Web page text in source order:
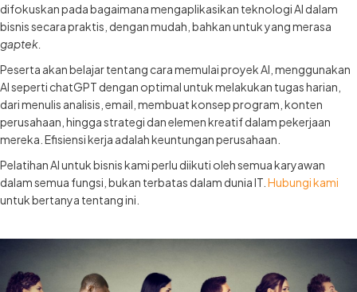
difokuskan pada bagaimana mengaplikasikan teknologi AI dalam
bisnis secara praktis, dengan mudah, bahkan untuk yang merasa
gaptek.
Peserta akan belajar tentang cara memulai proyek AI, menggunakan
AI seperti chatGPT dengan optimal untuk melakukan tugas harian,
dari menulis analisis, email, membuat konsep program, konten
perusahaan, hingga strategi dan elemen kreatif dalam pekerjaan
mereka. Efisiensi kerja adalah keuntungan perusahaan.
Pelatihan AI untuk bisnis kami perlu diikuti oleh semua karyawan
dalam semua fungsi, bukan terbatas dalam dunia IT. Hubungi kami
untuk bertanya tentang ini.